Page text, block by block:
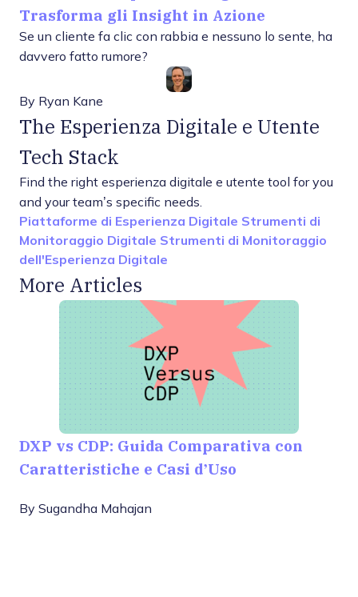
Trasforma gli Insight in Azione
Se un cliente fa clic con rabbia e nessuno lo sente, ha
davvero fatto rumore?
By Ryan Kane
The Esperienza Digitale e Utente
Tech Stack
Find the right esperienza digitale e utente tool for you
and your team’s specific needs.
Piattaforme di Esperienza Digitale Strumenti di
Monitoraggio Digitale Strumenti di Monitoraggio
dell'Esperienza Digitale
More Articles
DXP vs CDP: Guida Comparativa con
Caratteristiche e Casi d’Uso
By Sugandha Mahajan